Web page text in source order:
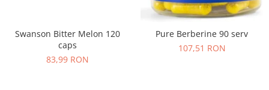
Swanson Bitter Melon 120
caps
83,99 RON
Pure Berberine 90 serv
107,51 RON